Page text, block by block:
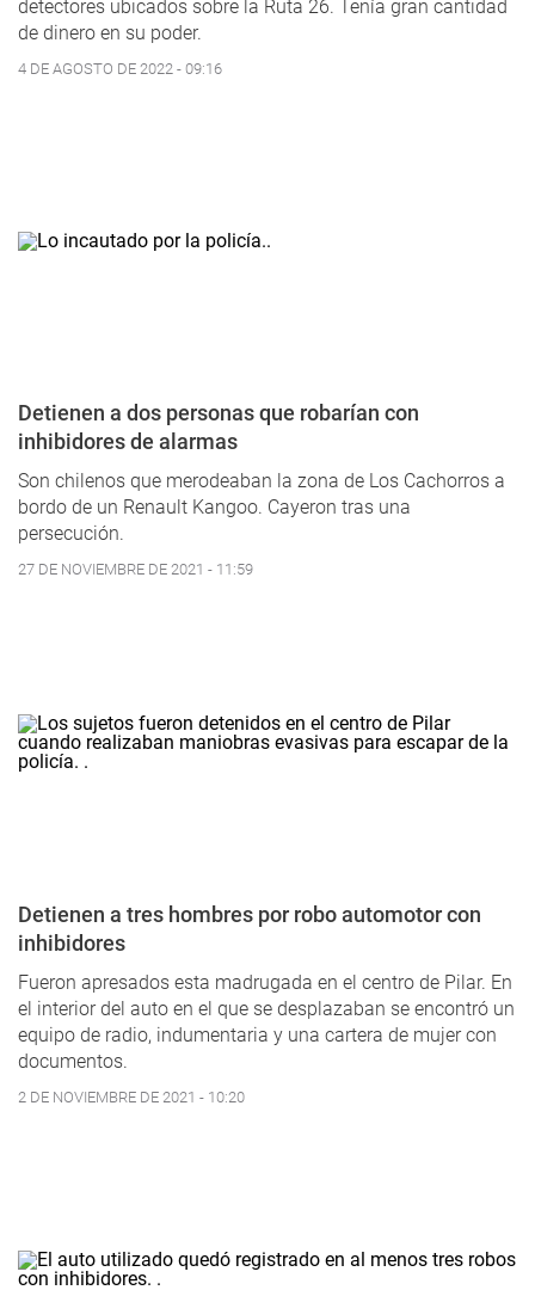
detectores ubicados sobre la Ruta 26. Tenía gran cantidad
de dinero en su poder.
4 DE AGOSTO DE 2022 - 09:16
Detienen a dos personas que robarían con
inhibidores de alarmas
Son chilenos que merodeaban la zona de Los Cachorros a
bordo de un Renault Kangoo. Cayeron tras una
persecución.
27 DE NOVIEMBRE DE 2021 - 11:59
Detienen a tres hombres por robo automotor con
inhibidores
Fueron apresados esta madrugada en el centro de Pilar. En
el interior del auto en el que se desplazaban se encontró un
equipo de radio, indumentaria y una cartera de mujer con
documentos.
2 DE NOVIEMBRE DE 2021 - 10:20